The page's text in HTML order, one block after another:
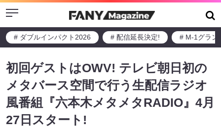
Menu
# ダブルインパクト2026 # 配信延長決定! # M-1グラン
初回ゲストはOWV! テレビ朝日初の
メタバース空間で行う生配信ラジオ
風番組『六本木メタメタRADIO』4月
27日スタート!